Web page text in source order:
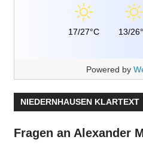
17/27°C 13/
Powered by
NIEDERNHAUSEN KLARTEXT
Fragen an Alexander